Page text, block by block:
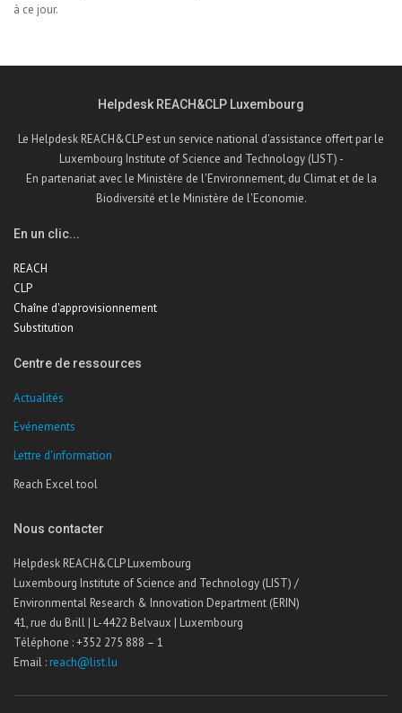
à ce jour.
Helpdesk REACH&CLP Luxembourg
Le Helpdesk REACH&CLP est un service national d'assistance offert par le
Luxembourg Institute of Science and Technology (LIST) -
En partenariat avec le Ministère de l'Environnement, du Climat et de la
Biodiversité et le Ministère de l'Economie.
En un clic...
REACH
CLP
Chaîne d'approvisionnement
Substitution
Centre de ressources
Actualités
Evénements
Lettre d'information
Reach Excel tool
Nous contacter
Helpdesk REACH&CLP Luxembourg
Luxembourg Institute of Science and Technology (LIST) /
Environmental Research & Innovation Department (ERIN)
41, rue du Brill | L-4422 Belvaux | Luxembourg
Téléphone : +352 275 888 – 1
Email : reach@list.lu